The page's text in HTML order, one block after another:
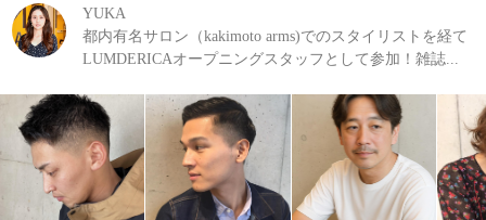
YUKA
都内有名サロン（kakimoto arms)でのスタイリストを経て
LUMDERICAオープニングスタッフとして参加！雑誌...